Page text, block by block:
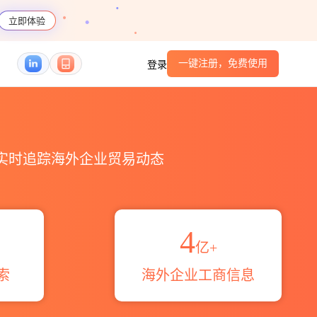
立即体验
登录 一键注册，免费使用
时追踪海外企业贸易动态
4亿+
海外企业工商信息